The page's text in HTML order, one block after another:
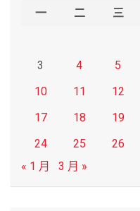
一 二 三
3
4 5
10
11 12
17
18 19
24
25 26
« 1 月
3 月 »